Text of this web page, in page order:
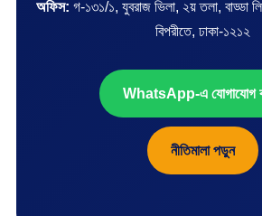
অফিস: গ-১৩১/১, যুবরাজ ভিলা, ২য় তলা, বাড্ডা
বিপরীতে, ঢাকা-১২১২
WhatsApp-এ যোগাযোগ
নীতিমালা পড়ুন